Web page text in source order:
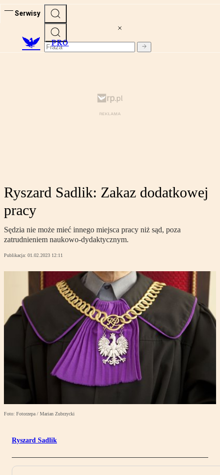
Serwisy
PRO
Ryszard Sadlik: Zakaz dodatkowej
pracy
Sędzia nie może mieć innego miejsca pracy niż sąd, poza
zatrudnieniem naukowo-dydaktycznym.
Publikacja: 01.02.2023 12:11
Foto: Fotorzepa / Marian Zubrzycki
Ryszard Sadlik